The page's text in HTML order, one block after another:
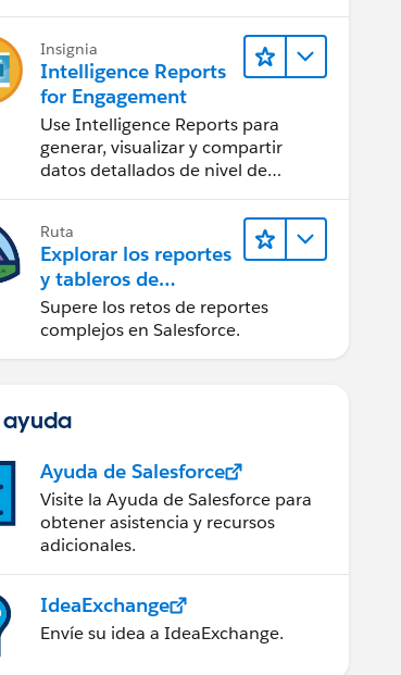
Insignia
Intelligence Reports
for Engagement
Use Intelligence Reports para
generar, visualizar y compartir
datos detallados de nivel de
Ruta
Explorar los reportes
y tableros de
Lightning Experience
Supere los retos de reportes
complejos en Salesforce.
ayuda
Ayuda de Salesforce
Visite la Ayuda de Salesforce para
obtener asistencia y recursos
adicionales.
IdeaExchange
Envíe su idea a IdeaExchange.